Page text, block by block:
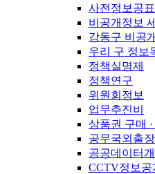
사전정보공표
비공개정보
강동구 비공
우리 구 정보
정책실명제
정책연구
위원회정보
업무추진비
상품권 구매
공무국외출
공공데이터
CCTV정보공